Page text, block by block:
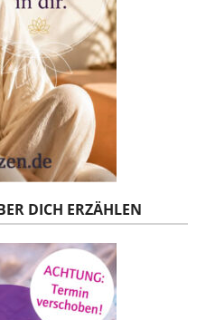
DICH ERZÄHLEN